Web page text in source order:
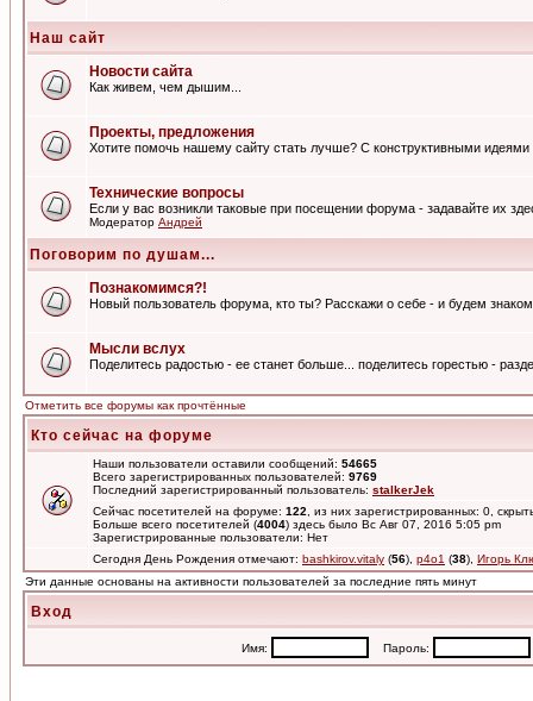
Наш сайт
Новости сайта
Как живем, чем дышим...
Проекты, предложения
Хотите помочь нашему сайту стать лучше? С конструктивными
Технические вопросы
Если у вас возникли таковые при посещении форума - задавайте их
Модератор Андрей
Поговорим по душам...
Познакомимся?!
Новый пользователь форума, кто ты? Расскажи о себе - и будем
Мысли вслух
Поделитесь радостью - ее станет больше... поделитесь горестью -
Отметить все форумы как прочтённые
Кто сейчас на форуме
Наши пользователи оставили сообщений: 54665
Всего зарегистрированных пользователей: 9769
Последний зарегистрированный пользователь: stalkerJek
Сейчас посетителей на форуме: 122 , из них зарегистрированных: 0,
Больше всего посетителей (4004) здесь было Вс Авг 07, 2016 5:05 pm
Зарегистрированные пользователи: Нет
Сегодня День Рождения отмечают: bashkirov.vitaly (56), p4o1 (38), Игорь
Эти данные основаны на активности пользователей за последние пять минут
Вход
Имя: Пароль: